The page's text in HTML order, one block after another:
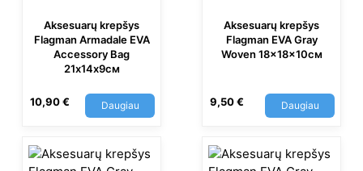
Aksesuarų krepšys
Flagman Armadale EVA
Accessory Bag
21х14х9см
10,90€ Daugiau
Aksesuarų krepšys
Flagman EVA Gray
Woven 18x18x10см
9,50€ Daugiau